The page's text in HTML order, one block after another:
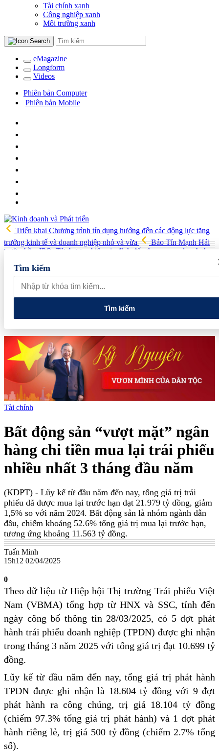
Tài chính xanh
Công nghiệp xanh
Môi trường xanh
eMagazine
Longform
Videos
Phiên bản Computer
Phiên bản Mobile
Triển khai Chương trình tín dụng hướng đến các động lực tăng
trưởng kinh tế và doanh nghiệp nhỏ và vừa
Bảo Tín Mạnh Hải
trước thềm IPO: Từ thương hiệu gia đình đến tham vọng doanh thu
74.000 tỷ đồng
củng cố nền tảng tài chính
Việt Nam, Australia xây dựng, triển
khai chiến lược kết nối khoa học công nghệ và đổi mới sáng tạo tầm
nhìn dài hạn
5 chính sách lớn mở đường cho thị trường hàng
Tìm kiếm
Tìm kiếm
Tài chính
Bất động sản “vượt mặt” ngân
hàng chi tiền mua lại trái phiếu
nhiều nhất 3 tháng đầu năm
(KDPT) - Lũy kế từ đầu năm đến nay, tổng giá trị trái
phiếu đã được mua lại trước hạn đạt 21.979 tỷ đồng, giảm
1,5% so với năm 2024. Bất động sản là nhóm ngành dẫn
đầu, chiếm khoảng 52.6% tổng giá trị mua lại trước hạn,
tương ứng khoảng 11.563 tỷ đồng.
Tuấn Minh
15h12 02/04/2025
0
Theo dữ liệu từ Hiệp hội Thị trường Trái phiếu Việt
Nam (VBMA) tổng hợp từ HNX và SSC, tính đến
ngày công bố thông tin 28/03/2025, có 5 đợt phát
hành trái phiếu doanh nghiệp (TPDN) được ghi nhận
trong tháng 3 năm 2025 với tổng giá trị đạt 10.699 tỷ
đồng.
Lũy kế từ đầu năm đến nay, tổng giá trị phát hành
TPDN được ghi nhận là 18.604 tỷ đồng với 9 đợt
phát hành ra công chúng, trị giá 18.104 tỷ đồng
(chiếm 97.3% tổng giá trị phát hành) và 1 đợt phát
hành riêng lẻ, trị giá 500 tỷ đồng (chiếm 2.7% tổng
số).